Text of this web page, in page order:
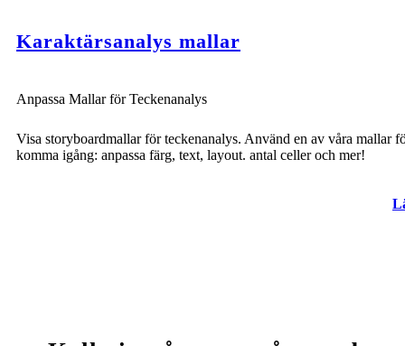
Karaktärsanalys mallar
Anpassa Mallar för Teckenanalys
Visa storyboardmallar för teckenanalys. Använd en av våra mallar
komma igång: anpassa färg, text, layout. antal celler och mer!